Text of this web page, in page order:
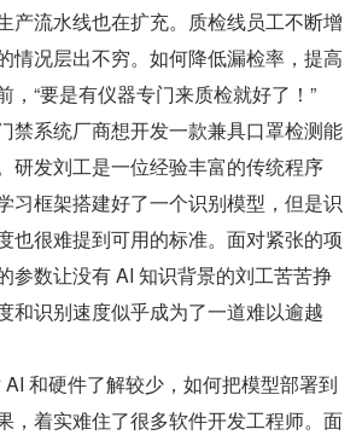
产流水线也在扩充。质检线员工不断增
情况层出不穷。如何降低漏检率，提高
，“要是有仪器专门来质检就好了！”
禁系统厂商想开发一款兼具口罩检测能
研发刘工是一位经验丰富的传统程序
习框架搭建好了一个识别模型，但是识
也很难提到可用的标准。面对紧张的项
参数让没有 AI 知识背景的刘工苦苦挣
和识别速度似乎成为了一道难以逾越
AI 和硬件了解较少，如何把模型部署到
，着实难住了很多软件开发工程师。面